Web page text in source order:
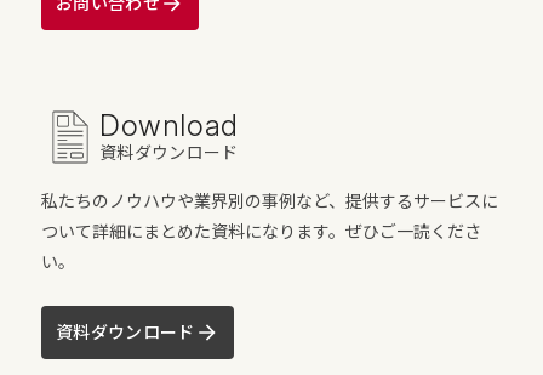
Download
資料ダウンロード
私たちのノウハウや業界別の事例など、提供するサービスに
ついて詳細にまとめた資料になります。ぜひご一読くださ
い。
資料ダウンロード